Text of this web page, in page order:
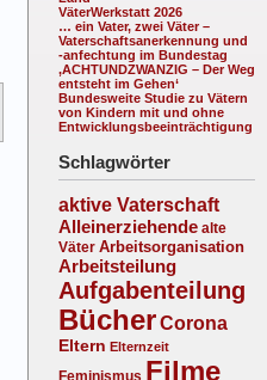
VäterWerkstatt 2026
… ein Vater, zwei Väter –
Vaterschaftsanerkennung und
-anfechtung im Bundestag
‚ACHTUNDZWANZIG – Der Weg
entsteht im Gehen‘
Bundesweite Studie zu Vätern
von Kindern mit und ohne
Entwicklungsbeeinträchtigung
Schlagwörter
aktive Vaterschaft
Alleinerziehende alte
Väter Arbeitsorganisation
Arbeitsteilung
Aufgabenteilung
BücherCorona
Eltern Elternzeit
Feminismus Filme